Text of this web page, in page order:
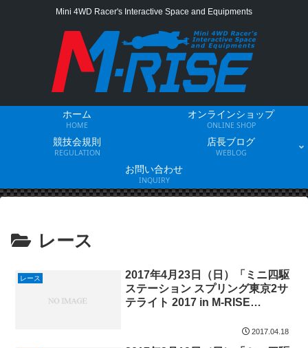
Mini 4WD Racer's Interactive Space and Equipments
ホーム
HOME
オンラインショップ
ONLINE SHOP
競技会規則
REGULATION
店長ブログ
WEBLOG
お問い合わせ
INQUIRY
レース
レース
2017年4月23日（日）「ミニ四駆
ステーション スプリング東京2サ
テライト 2017 in M-RISE
2017.04.18